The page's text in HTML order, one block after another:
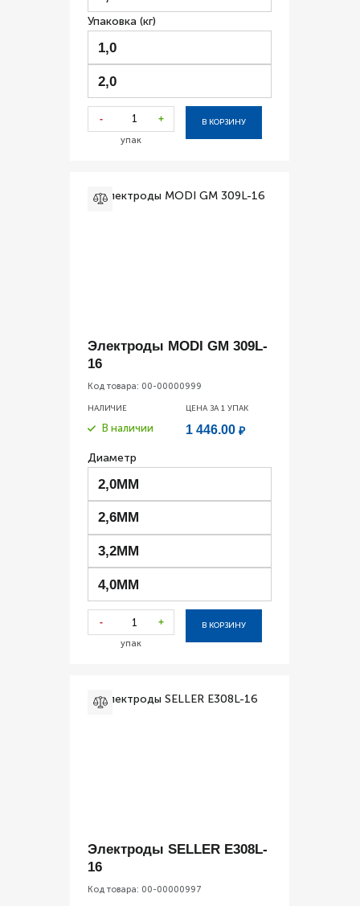
Упаковка (кг)
1,0
2,0
- +
упак
В КОРЗИНУ
Электроды MODI GM 309L-
16
Код товара: 00-00000999
НАЛИЧИЕ
В наличии
ЦЕНА ЗА 1 УПАК
1 446.00 ₽
Диаметр
2,0ММ
2,6ММ
3,2ММ
4,0ММ
- +
упак
В КОРЗИНУ
Электроды SELLER E308L-
16
Код товара: 00-00000997